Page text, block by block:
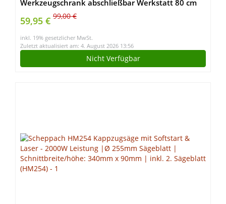
Werkzeugschrank abschließbar Werkstatt 80 cm
59,95 € 99,00 €
inkl. 19% gesetzlicher MwSt.
Zuletzt aktualisiert am: 4. August 2026 13:56
Nicht Verfügbar